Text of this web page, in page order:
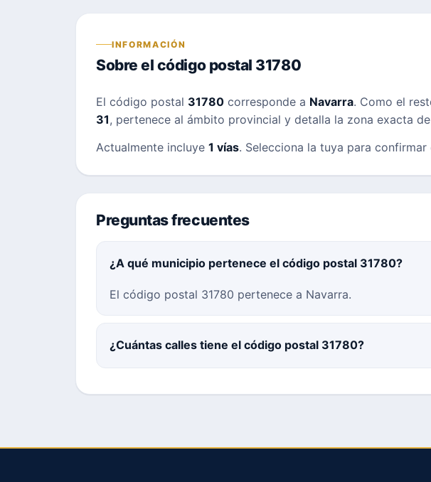
INFORMACIÓN
Sobre el código postal 31780
El código postal 31780 corresponde a Navarra. Como el
31, pertenece al ámbito provincial y detalla la zona exacta
Actualmente incluye 1 vías. Selecciona la tuya para
Preguntas frecuentes
¿A qué municipio pertenece el código postal 31780?
El código postal 31780 pertenece a Navarra.
¿Cuántas calles tiene el código postal 31780?